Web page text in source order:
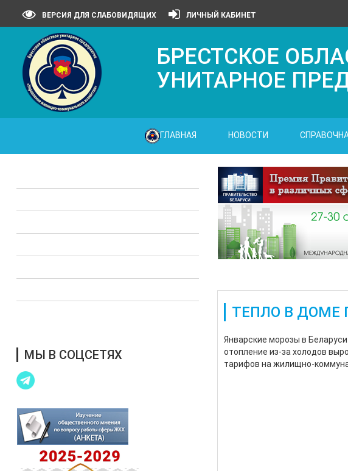
ВЕРСИЯ ДЛЯ СЛАБОВИДЯЩИХ ЛИЧНЫЙ КАБИНЕТ
БРЕСТСКОЕ
УНИТАРНОЕ
ГЛАВНАЯ НОВОСТИ
МЫ В СОЦСЕТЯХ
ТЕПЛО В ДОМЕ
Январские морозы в
отопление из-за холодов
тарифов на жилищно-